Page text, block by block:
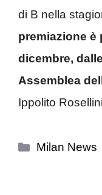
di B nella
premiazione è
dicembre,
Assemblea
Ippolito
Categorie
Milan News